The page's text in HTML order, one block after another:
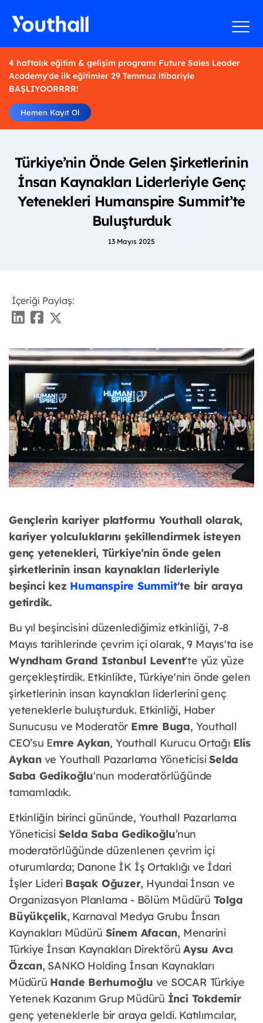
4 haftalık eğitim & gelişim programı Future Sales Leader
Academy'de ilk eğitimler 29 Temmuz itibariyle
BAŞLIYOORRRR!
Hemen Kayıt Ol
Türkiye’nin Önde Gelen Şirketlerinin
İnsan Kaynakları Liderleriyle Genç
Yetenekleri Humanspire Summit’te
Buluşturduk
13 Mayıs 2025
İçeriği Paylaş:
Gençlerin kariyer platformu Youthall olarak,
kariyer yolculuklarını şekillendirmek isteyen
genç yetenekleri, Türkiye’nin önde gelen
şirketlerinin insan kaynakları liderleriyle
beşinci kez Humanspire Summit'te bir araya
getirdik.
Bu yıl beşincisini düzenlediğimiz etkinliği, 7-8
Mayıs tarihlerinde çevrim içi olarak, 9 Mayıs'ta ise
Wyndham Grand Istanbul Levent'te yüz yüze
gerçekleştirdik. Etkinlikte, Türkiye'nin önde gelen
şirketlerinin insan kaynakları liderlerini genç
yeteneklerle buluşturduk. Etkinliği, Haber
Sunucusu ve Moderatör Emre Buga, Youthall
CEO’su Emre Aykan, Youthall Kurucu Ortağı Elis
Aykanve Youthall Pazarlama YöneticisiSelda
Saba Gedikoğlu'nun moderatörlüğünde
tamamladık.
Etkinliğin birinci gününde, Youthall Pazarlama
Yöneticisi Selda Saba Gedikoğlu’nun
moderatörlüğünde düzenlenen çevrim içi
oturumlarda; Danone İK İş Ortaklığı ve İdari
İşler Lideri Başak Oğuzer, Hyundai İnsan ve
Organizasyon Planlama - Bölüm Müdürü Tolga
Büyükçelik, Karnaval Medya Grubu İnsan
Kaynakları Müdürü Sinem Afacan, Menarini
Türkiye İnsan Kaynakları DirektörüAysu Avcı
Özcan, SANKO Holding İnsan Kaynakları
Müdürü Hande Berhumoğlu ve SOCAR Türkiye
Yetenek Kazanım Grup Müdürü İnci Tokdemir
genç yeteneklerle bir araya geldi. Katılımcılar,